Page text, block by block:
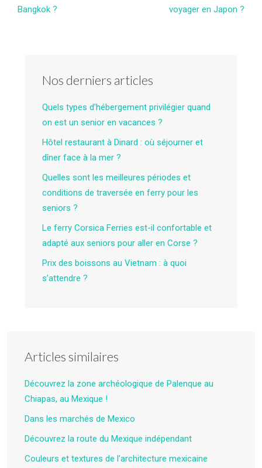
Bangkok ?
voyager en Japon ?
Nos derniers articles
Quels types d’hébergement privilégier quand
on est un senior en vacances ?
Hôtel restaurant à Dinard : où séjourner et
dîner face à la mer ?
Quelles sont les meilleures périodes et
conditions de traversée en ferry pour les
seniors ?
Le ferry Corsica Ferries est-il confortable et
adapté aux seniors pour aller en Corse ?
Prix des boissons au Vietnam : à quoi
s’attendre ?
Articles similaires
Découvrez la zone archéologique de Palenque au
Chiapas, au Mexique !
Dans les marchés de Mexico
Découvrez la route du Mexique indépendant
Couleurs et textures de l’architecture mexicaine